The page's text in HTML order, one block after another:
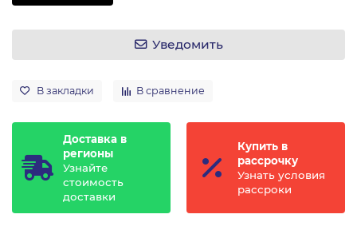
Уведомить
В закладки В сравнение
Доставка в
регионы
Узнайте
стоимость
доставки
Купить в
рассрочку
Узнать условия
рассроки